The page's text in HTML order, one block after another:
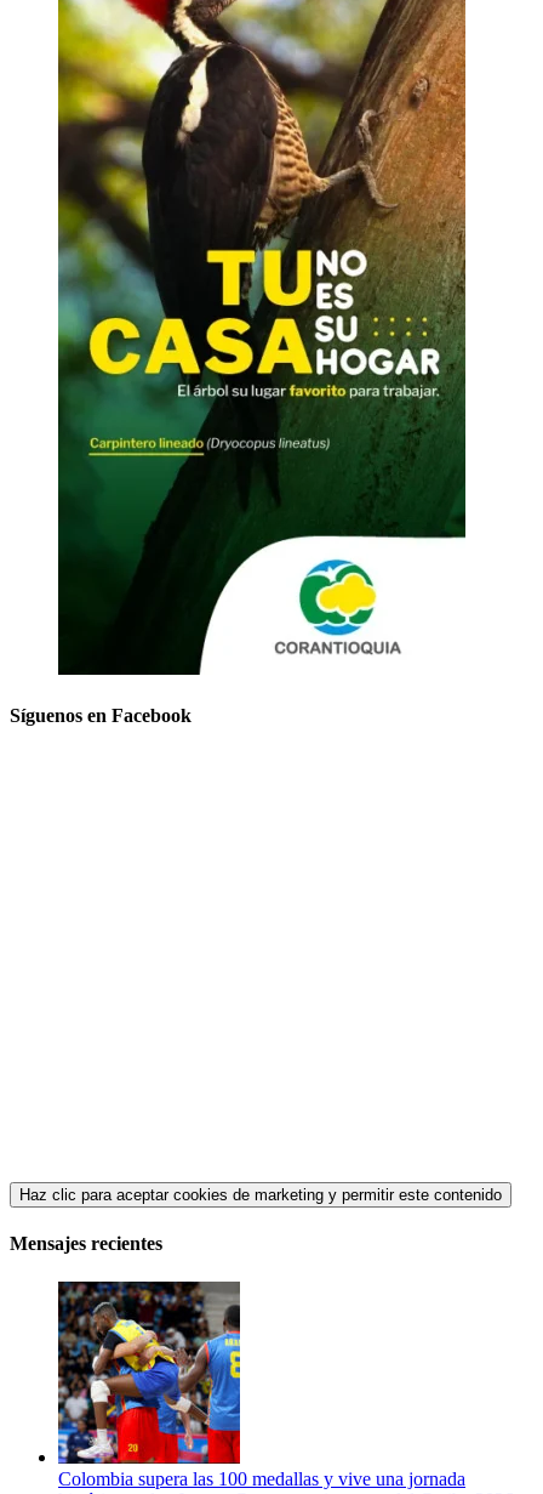
Síguenos en Facebook
Haz clic para aceptar cookies de marketing y permitir este contenido
Mensajes recientes
Colombia supera las 100 medallas y vive una jornada